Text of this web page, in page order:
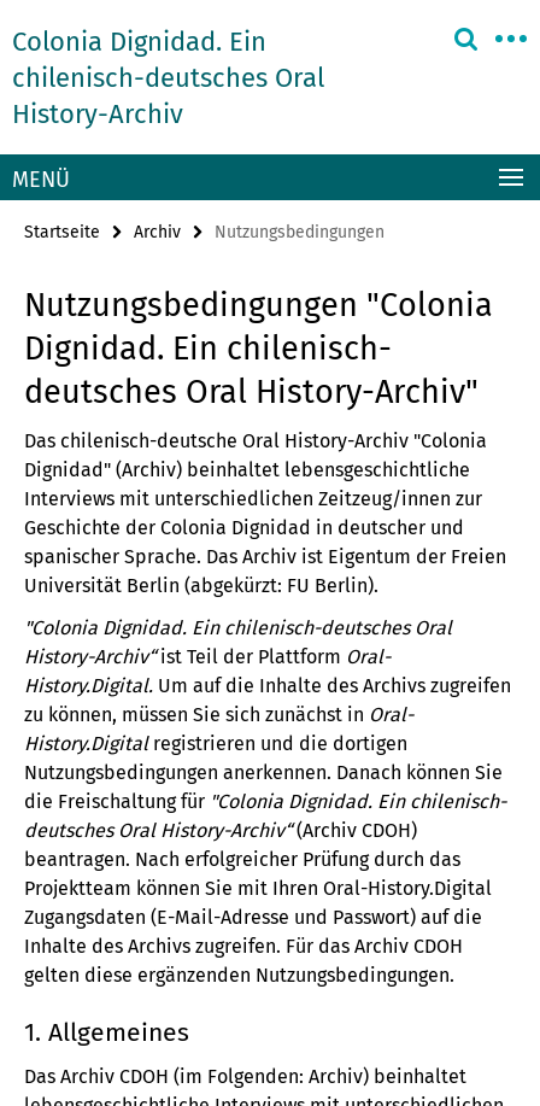
direkt
zu
Inhalt
Colonia Dignidad. Ein
chilenisch-deutsches Oral
History-Archiv
Service-
Navigation
MENÜ
Startseite Archiv Nutzungsbedingungen
Nutzungsbedingungen "Colonia
Dignidad. Ein chilenisch-
deutsches Oral History-Archiv"
Das chilenisch-deutsche Oral History-Archiv "Colonia
Dignidad" (Archiv) beinhaltet lebensgeschichtliche
Interviews mit unterschiedlichen Zeitzeug/innen zur
Geschichte der Colonia Dignidad in deutscher und
spanischer Sprache. Das Archiv ist Eigentum der Freien
Universität Berlin (abgekürzt: FU Berlin).
"Colonia Dignidad. Ein chilenisch-deutsches Oral
History-Archiv“ist Teil der Plattform Oral-
History.Digital. Um auf die Inhalte des Archivs zugreifen
zu können, müssen Sie sich zunächst in Oral-
History.Digitalregistrieren und die dortigen
Nutzungsbedingungen anerkennen. Danach können Sie
die Freischaltung für "Colonia Dignidad. Ein chilenisch-
deutsches Oral History-Archiv“(Archiv CDOH)
beantragen. Nach erfolgreicher Prüfung durch das
Projektteam können Sie mit Ihren Oral-History.Digital
Zugangsdaten (E-Mail-Adresse und Passwort) auf die
Inhalte des Archivs zugreifen. Für das Archiv CDOH
gelten diese ergänzenden Nutzungsbedingungen.
1. Allgemeines
Das Archiv CDOH (im Folgenden: Archiv) beinhaltet